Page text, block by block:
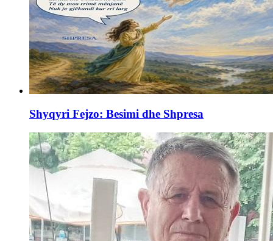
Shyqyri Fejzo: Besimi dhe Shpresa